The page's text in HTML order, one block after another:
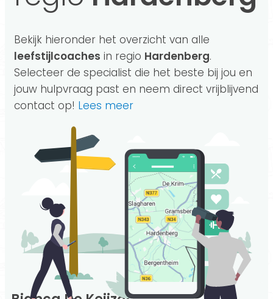
Bekijk hieronder het overzicht van alle
leefstijlcoaches in regio Hardenberg.
Selecteer de specialist die het beste bij jou en
jouw hulpvraag past en neem direct vrijblijvend
contact op! Lees meer